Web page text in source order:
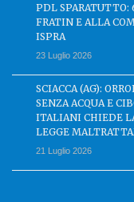
PDL SPARATUTTO:
FRATIN E ALLA
ISPRA
23 Luglio 2026
SCIACCA (AG):
SENZA ACQUA E
ITALIANI CHIEDE
LEGGE
21 Luglio 2026